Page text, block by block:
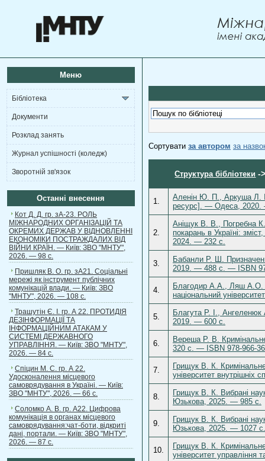
Меню
Бібліотека
Документи
Розклад занять
Журнал успішності (коледж)
Зворотній зв'язок
Останні внесення
Кот Д. Д. гр. зА-23. РОЛЬ
МІЖНАРОДНИХ ОРГАНІЗАЦІЙ ТА
ОКРЕМИХ ДЕРЖАВ У ВІДНОВЛЕННІ
ЕКОНОМІКИ ПОСТРАЖДАЛИХ ВІД
ВІЙНИ КРАЇН. — Київ: ЗВО "МНТУ",
2026. — 98 с.
Пришляк В. О. гр. зА21. Соціальні
мережі як інструмент публічних
комунікацій влади. — Київ: ЗВО
"МНТУ", 2026. — 108 с.
Трашутін Є. І. гр. А 22. ПРОТИДІЯ
ДЕЗІНФОРМАЦІЇ ТА
ІНФОРМАЦІЙНИМ АТАКАМ У
СИСТЕМІ ДЕРЖАВНОГО
УПРАВЛІННЯ. — Київ: ЗВО "МНТУ",
2026. — 84 с.
Спіцин М. С. гр. А 22.
Удосконалення місцевого
самоврядування в Україні. — Київ:
ЗВО "МНТУ", 2026. — 66 с.
Соломко А. В. гр. А22. Цифрова
комунікація в органах місцевого
самоврядування:чат-боти, відкриті
дані, портали. — Київ: ЗВО "МНТУ",
2026. — 87 с.
Сортувати за автором за
Структура бібліотеки -
1.
Аленін Ю. П., Аркуша Л.
ресурс]. — Одеса, 2020.
2.
Аніщук В. В., Погребна
покарань в Україні:
2024. — 232 с.
3.
Бабанли Р. Ш.
2019. — 488 с. — ISBN
4.
Благодир А.А., Ляш А.О.
національний
5.
Благута Р. І.,
2019. — 600 с.
6.
Вереша Р. В.
320 с. — ISBN 978-966-
7.
Грищук В. К.
університет внутрішніх
8.
Грищук В. К. Вибрані
Юзькова, 2025. — 985 с.
9.
Грищук В. К. Вибрані
Юзькова, 2025. — 1027 с.
10.
Грищук В. К.
університет